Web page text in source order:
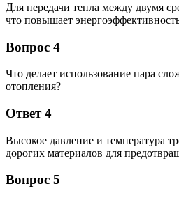
Для передачи тепла между двумя
что повышает
Вопрос 4
Что делает использование пара
отопления?
Ответ 4
Высокое давление и температура
дорогих материалов для
Вопрос 5